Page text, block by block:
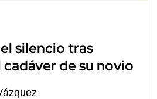
silencio tras
de su novio